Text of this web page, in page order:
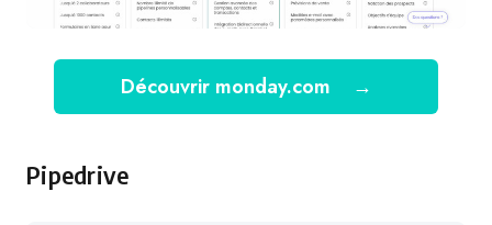
Découvrir monday.com →
Pipedrive